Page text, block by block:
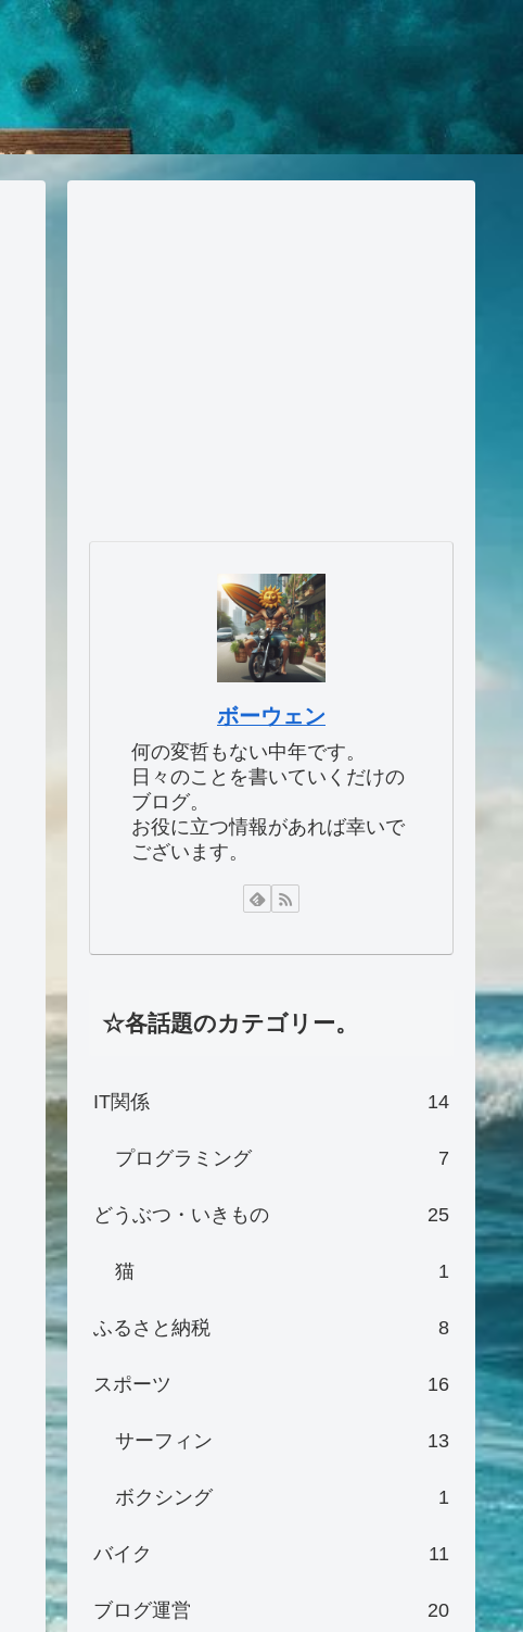
ボーウェン
何の変哲もない中年です。
日々のことを書いていくだけの
ブログ。
お役に立つ情報があれば幸いで
ございます。
☆各話題のカテゴリー。
IT関係 14
プログラミング 7
どうぶつ・いきもの 25
猫 1
ふるさと納税 8
スポーツ 16
サーフィン 13
ボクシング 1
バイク 11
ブログ運営 20